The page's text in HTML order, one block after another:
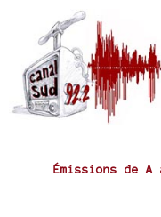
Émissions de A